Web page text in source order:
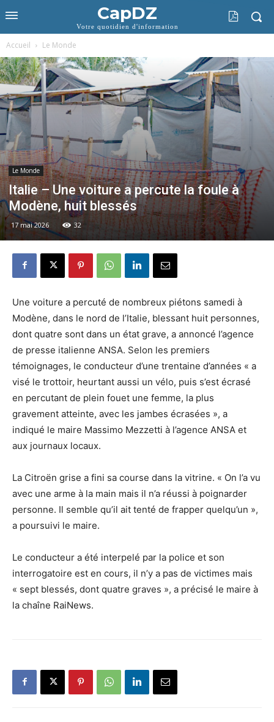
CapDZ
Votre quotidien d'information
Accueil Le Monde
Le Monde
Italie – Une voiture a percute la foule à
Modène, huit blessés
17 mai 2026 32
Une voiture a percuté de nombreux piétons samedi à
Modène, dans le nord de l’Italie, blessant huit personnes,
dont quatre sont dans un état grave, a annoncé l’agence
de presse italienne ANSA. Selon les premiers
témoignages, le conducteur d’une trentaine d’années « a
visé le trottoir, heurtant aussi un vélo, puis s’est écrasé
en percutant de plein fouet une femme, la plus
gravement atteinte, avec les jambes écrasées », a
indiqué le maire Massimo Mezzetti à l’agence ANSA et
aux journaux locaux.
La Citroën grise a fini sa course dans la vitrine. « On l’a vu
avec une arme à la main mais il n’a réussi à poignarder
personne. Il semble qu’il ait tenté de frapper quelqu’un »,
a poursuivi le maire.
Le conducteur a été interpelé par la police et son
interrogatoire est en cours, il n’y a pas de victimes mais
« sept blessés, dont quatre graves », a précisé le maire à
la chaîne RaiNews.